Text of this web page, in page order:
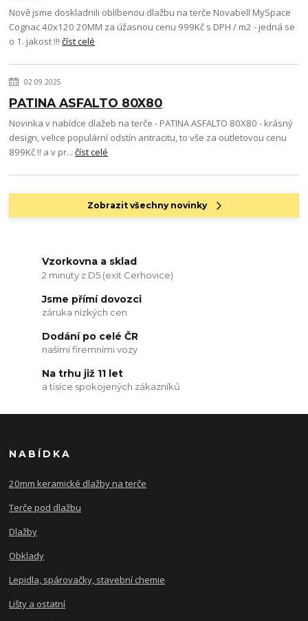
Nově jsme doskladnili oblíbenou dlažbu na terče Novabell MySpace
Cognac 40x120 20MM za úžasnou cenu 999Kč s DPH / m2 - jedná se
o 1. jakost !!!číst celé
02.09.2025
PATINA ASFALTO 80X80
Novinka v nabídce dlažeb na terče - PATINA ASFALTO 80X80 - krásný
design, velice populární odstín antracitu, to vše za outletovou cenu
899Kč !! a v pr...číst celé
Zobrazit všechny novinky
Vzorkovna a sklad
2 minuty z D5 (exit Cerhovice)
Jsme přímí dovozci
záruka nízkých cen
Dodání po celé ČR
našimi firemními vozy
Na trhu již 11 let
a tisíce spokojených zákazníků
NABÍDKA
20mm keramické dlažby na terče
Terče pod dlažbu
Dlažby
Obklady
Lepidla, spárovačky, stavební chemie
Lišty a ostatní